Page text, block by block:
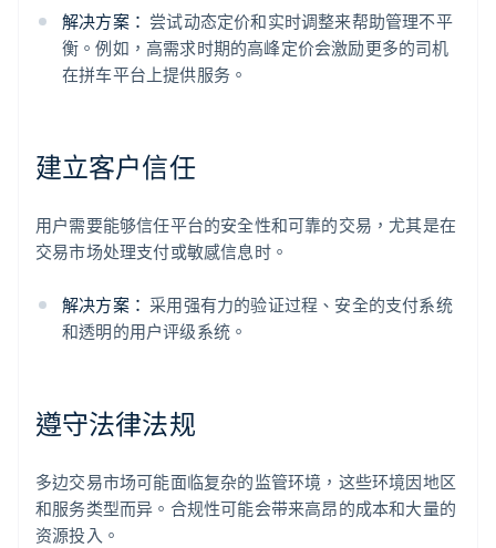
解决方案： 尝试动态定价和实时调整来帮助管理不平
衡。例如，高需求时期的高峰定价会激励更多的司机
在拼车平台上提供服务。
建立客户信任
用户需要能够信任平台的安全性和可靠的交易，尤其是在
交易市场处理支付或敏感信息时。
解决方案： 采用强有力的验证过程、安全的支付系统
和透明的用户评级系统。
遵守法律法规
多边交易市场可能面临复杂的监管环境，这些环境因地区
和服务类型而异。合规性可能会带来高昂的成本和大量的
资源投入。